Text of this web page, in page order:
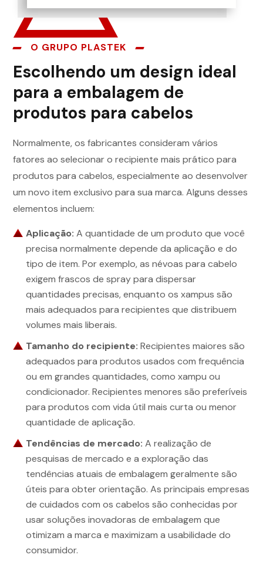
O GRUPO PLASTEK
Escolhendo um design ideal
para a embalagem de
produtos para cabelos
Normalmente, os fabricantes consideram vários
fatores ao selecionar o recipiente mais prático para
produtos para cabelos, especialmente ao desenvolver
um novo item exclusivo para sua marca. Alguns desses
elementos incluem:
Aplicação: A quantidade de um produto que você
precisa normalmente depende da aplicação e do
tipo de item. Por exemplo, as névoas para cabelo
exigem frascos de spray para dispersar
quantidades precisas, enquanto os xampus são
mais adequados para recipientes que distribuem
volumes mais liberais.
Tamanho do recipiente: Recipientes maiores são
adequados para produtos usados com frequência
ou em grandes quantidades, como xampu ou
condicionador. Recipientes menores são preferíveis
para produtos com vida útil mais curta ou menor
quantidade de aplicação.
Tendências de mercado: A realização de
pesquisas de mercado e a exploração das
tendências atuais de embalagem geralmente são
úteis para obter orientação. As principais empresas
de cuidados com os cabelos são conhecidas por
usar soluções inovadoras de embalagem que
otimizam a marca e maximizam a usabilidade do
consumidor.